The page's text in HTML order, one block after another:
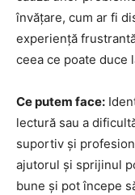
învățare, cum ar fi
experiență
ceea ce poate duce
Ce putem face:
lectură sau a
suportiv și
ajutorul și sprijinul
bune și pot începe